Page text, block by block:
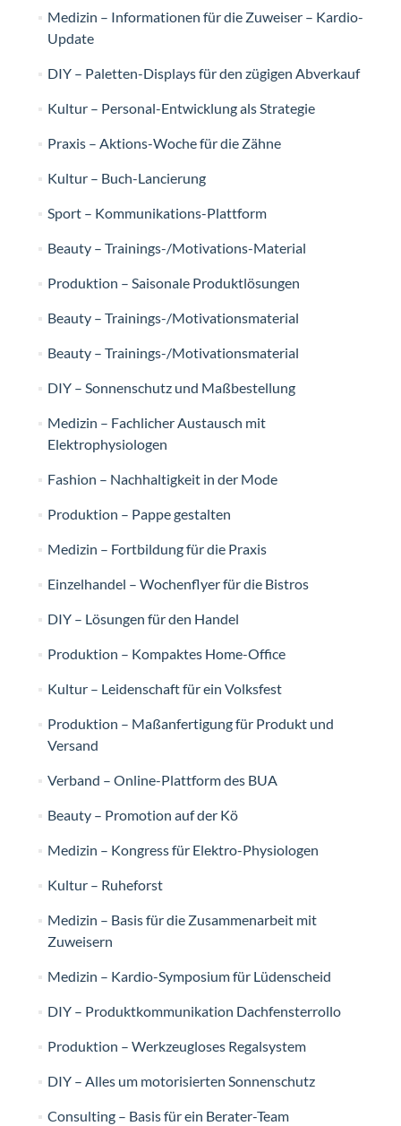
Medizin – Informationen für die Zuweiser – Kardio-
Update
DIY – Paletten-Displays für den zügigen Abverkauf
Kultur – Personal-Entwicklung als Strategie
Praxis – Aktions-Woche für die Zähne
Kultur – Buch-Lancierung
Sport – Kommunikations-Plattform
Beauty – Trainings-/Motivations-Material
Produktion – Saisonale Produktlösungen
Beauty – Trainings-/Motivationsmaterial
Beauty – Trainings-/Motivationsmaterial
DIY – Sonnenschutz und Maßbestellung
Medizin – Fachlicher Austausch mit
Elektrophysiologen
Fashion – Nachhaltigkeit in der Mode
Produktion – Pappe gestalten
Medizin – Fortbildung für die Praxis
Einzelhandel – Wochenflyer für die Bistros
DIY – Lösungen für den Handel
Produktion – Kompaktes Home-Office
Kultur – Leidenschaft für ein Volksfest
Produktion – Maßanfertigung für Produkt und
Versand
Verband – Online-Plattform des BUA
Beauty – Promotion auf der Kö
Medizin – Kongress für Elektro-Physiologen
Kultur – Ruheforst
Medizin – Basis für die Zusammenarbeit mit
Zuweisern
Medizin – Kardio-Symposium für Lüdenscheid
DIY – Produktkommunikation Dachfensterrollo
Produktion – Werkzeugloses Regalsystem
DIY – Alles um motorisierten Sonnenschutz
Consulting – Basis für ein Berater-Team